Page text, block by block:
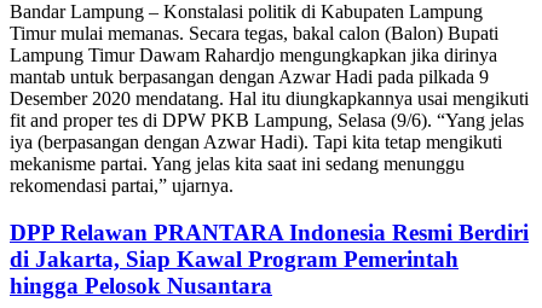
Bandar Lampung – Konstalasi politik di Kabupaten Lampung
Timur mulai memanas. Secara tegas, bakal calon (Balon) Bupati
Lampung Timur Dawam Rahardjo mengungkapkan jika dirinya
mantab untuk berpasangan dengan Azwar Hadi pada pilkada 9
Desember 2020 mendatang. Hal itu diungkapkannya usai mengikuti
fit and proper tes di DPW PKB Lampung, Selasa (9/6). “Yang jelas
iya (berpasangan dengan Azwar Hadi). Tapi kita tetap mengikuti
mekanisme partai. Yang jelas kita saat ini sedang menunggu
rekomendasi partai,” ujarnya.
DPP Relawan PRANTARA Indonesia Resmi Berdiri
di Jakarta, Siap Kawal Program Pemerintah
hingga Pelosok Nusantara